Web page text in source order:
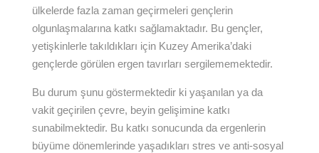
ülkelerde fazla zaman geçirmeleri gençlerin
olgunlaşmalarına katkı sağlamaktadır. Bu gençler,
yetişkinlerle takıldıkları için Kuzey Amerika’daki
gençlerde görülen ergen tavırları sergilememektedir.
Bu durum şunu göstermektedir ki yaşanılan ya da
vakit geçirilen çevre, beyin gelişimine katkı
sunabilmektedir. Bu katkı sonucunda da ergenlerin
büyüme dönemlerinde yaşadıkları stres ve anti-sosyal